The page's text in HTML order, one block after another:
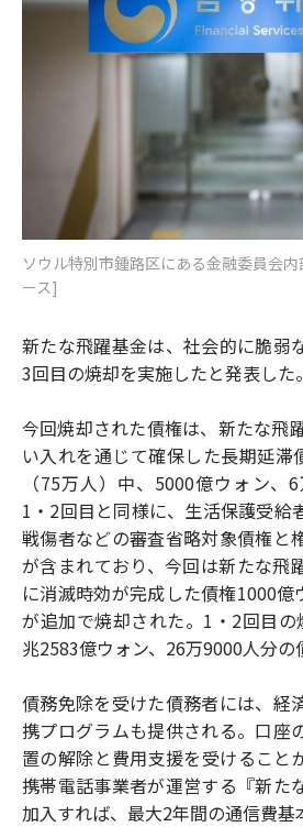
ソウル特別市鍾路区にある金融委員会
ース]
新たな飛躍基金は、社会的に脆弱
3回目の焼却を実施したと発表した。
今回焼却された債権は、新たな飛
い入れを通じて確保した長期延滞
（75万人）中、5000億ウォン、
1・2回目と同様に、生活保護受給
戦傷者などの審査省略対象債権と
が含まれており、今回は新たな飛
に消滅時効が完成した債権1000億
が追加で焼却された。1・2回目
兆2583億ウォン、26万9000人分の
債務免除を受けた債務者には、経
携プログラムも提供される。口座
置の解除と費用支援を受けること
携帯電話事業者が運営する『新た
加入すれば、最大2年間の通信費基